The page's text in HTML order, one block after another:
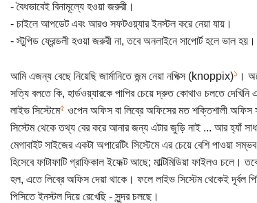
- বৈধভাবেই বিনামূল্যে হওয়া জরুরী।
- চাইলে আপডেট এবং আরও সফটওয়্যার ইনস্টল করে নেয়া যায়।
- স্টুপিড ফ্রেন্ডলী হওয়া জরুরী না, তবে অনলাইনে সাপোর্ট হলে ভাল হয়।
আমি এজন্য বেছে নিয়েছি জার্মানিতে জন্ম নেয়া নপিক্স (knoppix)১ ।
সত্যি বলতে কি, হার্ডওয়্যারকে পাপির চেয়ে দ্রুত কোথাও চলতে
লাইভ সিস্টেমে৫ ওপেন অফিস বা লিব্রে অফিসের মত শক্তিশালী অফিস
সিস্টেম থেকে তথ্য বের করে আনার জন্য এটার জুড়ি নাই ... আর হ্যাঁ
মেগাবাইট সাইজের একটা অপারেটিং সিস্টেমে এর চেয়ে বেশি পাওয়া
হিসেবে ফাটাফাটি গ্রাফিকাল ইফেক্ট আছে; মাল্টিমিডিয়া ফাইলও চলে।
হল, এতে লিব্রে অফিস দেয়া থাকে। ফলে লাইভ সিস্টেম থেকেই দূর্বল
পিসিতে ইনস্টল দিয়ে রেখেছি - সুন্দর চলছে।